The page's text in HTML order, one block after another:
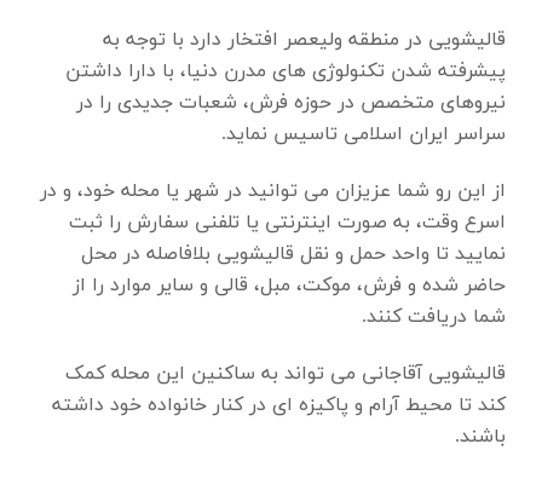
قالیشویی در منطقه ولیعصر افتخار دارد با توجه به
پیشرفته شدن تکنولوژی های مدرن دنیا، با دارا داشتن
نیروهای متخصص در حوزه فرش، شعبات جدیدی را در
سراسر ایران اسلامی تاسیس نماید.
از این رو شما عزیزان می توانید در شهر یا محله خود، و در
اسرع وقت، به صورت اینترنتی یا تلفنی سفارش را ثبت
نمایید تا واحد حمل و نقل قالیشویی بلافاصله در محل
حاضر شده و فرش، موکت، مبل، قالی و سایر موارد را از
شما دریافت کنند.
قالیشویی آقاجانی می تواند به ساکنین این محله کمک
کند تا محیط آرام و پاکیزه ای در کنار خانواده خود داشته
باشند.